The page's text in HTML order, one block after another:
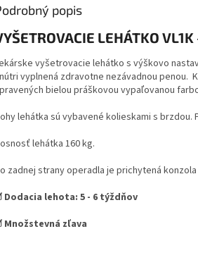
popis
LEHÁTKO
vyšetrovacie lehátko s výškovo
vyplnená zdravotne nezávadnou penou.
bielou práškovou vypaľovanou
lehátka sú vybavené kolieskami s brzdou.
lehátka 160 kg.
zadnej strany operadla je prichytená
Dodacia lehota: 5 - 6 týždňov
Množstevná zľava